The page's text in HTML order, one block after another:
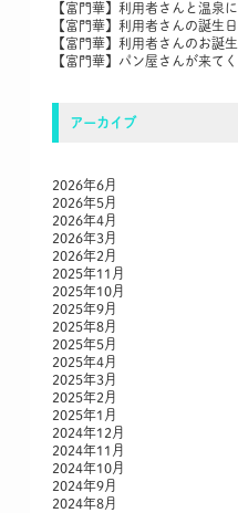
【富門華】利用者さんと温泉
【富門華】利用者さんの誕生
【富門華】利用者さんのお誕
【富門華】パン屋さんが来て
アーカイブ
2026年6月
2026年5月
2026年4月
2026年3月
2026年2月
2025年11月
2025年10月
2025年9月
2025年8月
2025年5月
2025年4月
2025年3月
2025年2月
2025年1月
2024年12月
2024年11月
2024年10月
2024年9月
2024年8月